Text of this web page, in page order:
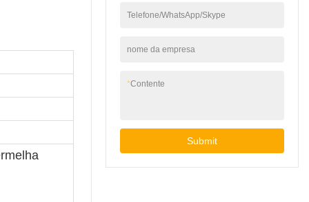
Telefone/WhatsApp/Skype
nome da empresa
*Contente
Submit